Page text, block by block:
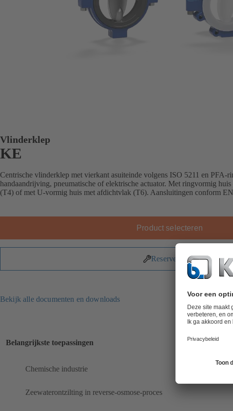
Vlinderklep
KE
Centrische vlinderklep met vierkant asuiteinde volgens ISO 5211 en PFA-
handaandrijving, pneumatische of elektrische actuator. Met ringvormig
(T4) of met U-vormig huis met afdichtvlak (T6). Aansluitingen conform
Product selecteren
Reserveonderdelen
Bekijk alle documenten en downloads
Belangrijkste toepassingen
Chemische industrie
Zeewaterontzilting in reverse-osmose-proces